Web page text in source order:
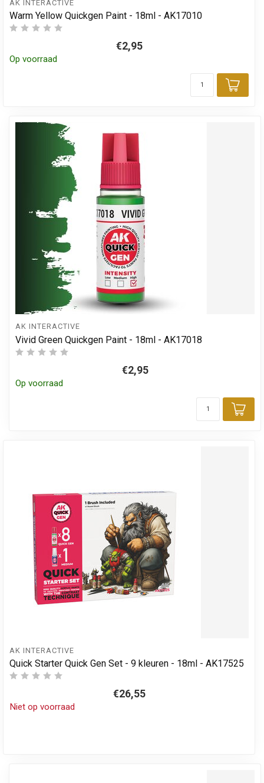
AK INTERACTIVE
Warm Yellow Quickgen Paint - 18ml - AK17010
€2,95
Op voorraad
AK INTERACTIVE
Vivid Green Quickgen Paint - 18ml - AK17018
€2,95
Op voorraad
AK INTERACTIVE
Quick Starter Quick Gen Set - 9 kleuren - 18ml - AK17525
€26,55
Niet op voorraad